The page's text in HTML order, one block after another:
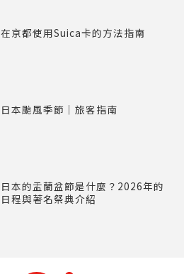
在京都使用Suica卡的方法指南
日本颱風季節｜旅客指南
日本的盂蘭盆節是什麼？2026年的
日程與著名祭典介紹